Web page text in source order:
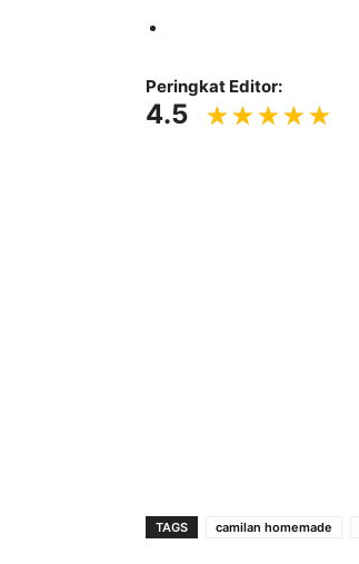
Peringkat Editor:
4.5
TAGS camilan homemade